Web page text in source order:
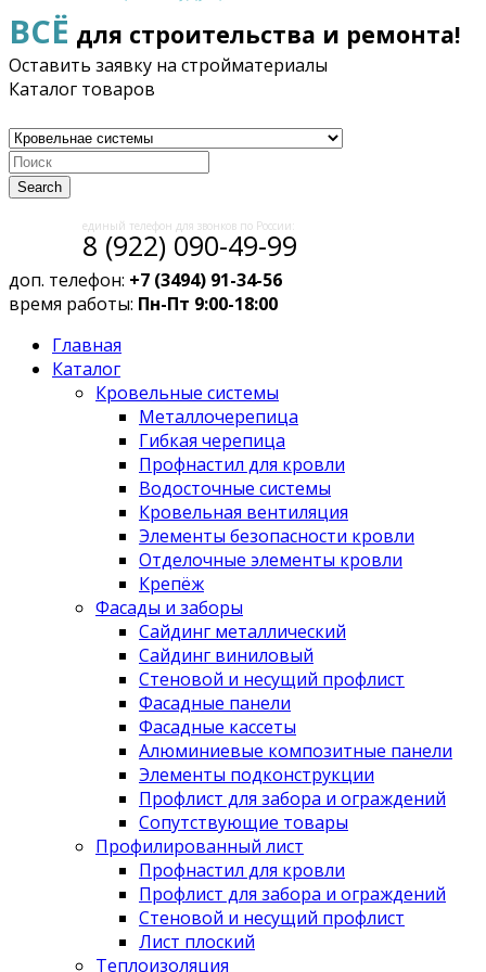
ВСЁ для строительства и ремонта!
Оставить заявку на стройматериалы
Каталог товаров
Search
единый телефон для звонков по России:
8 (922) 090-49-99
доп. телефон: +7 (3494) 91-34-56
время работы: Пн-Пт 9:00-18:00
Главная
Каталог
Кровельные системы
Металлочерепица
Гибкая черепица
Профнастил для кровли
Водосточные системы
Кровельная вентиляция
Элементы безопасности кровли
Отделочные элементы кровли
Крепёж
Фасады и заборы
Сайдинг металлический
Сайдинг виниловый
Стеновой и несущий профлист
Фасадные панели
Фасадные кассеты
Алюминиевые композитные панели
Элементы подконструкции
Профлист для забора и ограждений
Сопутствующие товары
Профилированный лист
Профнастил для кровли
Профлист для забора и ограждений
Стеновой и несущий профлист
Лист плоский
Теплоизоляция